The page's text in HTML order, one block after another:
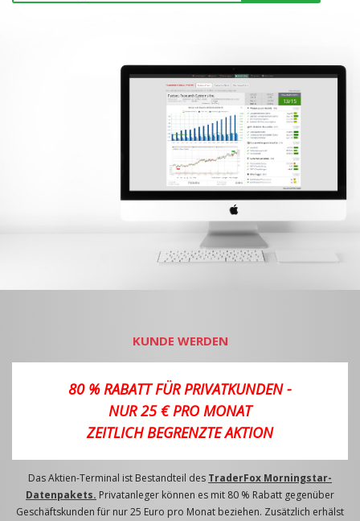
KUNDE WERDEN
80 % RABATT FÜR PRIVATKUNDEN -
NUR 25 € PRO MONAT
ZEITLICH BEGRENZTE AKTION
Das Aktien-Terminal ist Bestandteil des TraderFox Morningstar-
Datenpakets. Privatanleger können es mit 80 % Rabatt gegenüber
Geschäftskunden für nur 25 Euro pro Monat beziehen. Zusätzlich erhälst